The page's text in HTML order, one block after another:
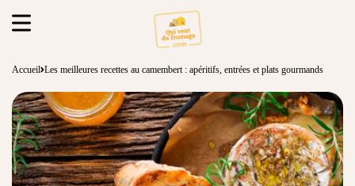
Accueil Les meilleures recettes au camembert : apéritifs, entrées et plats gourmands